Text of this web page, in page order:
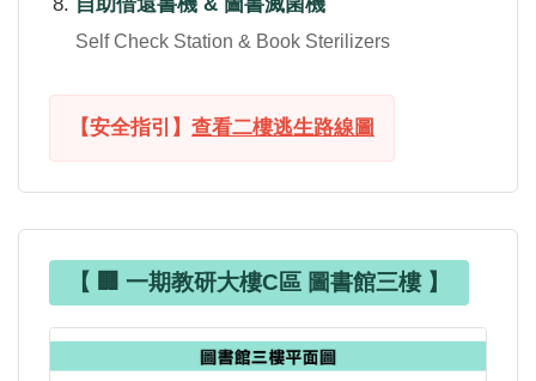
自助借還書機 & 圖書滅菌機
Self Check Station & Book Sterilizers
【安全指引】 查看二樓逃生路線圖
【 🏢 一期教研大樓C區 圖書館三樓 】